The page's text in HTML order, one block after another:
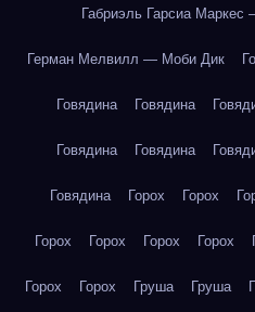
Габриэль Гарсиа Маркес
Герман Мелвилл — Моби Дик
Говядина Говядина
Говядина Говядина
Говядина Горох Горох
Горох Горох Горох Горох
Горох Горох Груша Груша